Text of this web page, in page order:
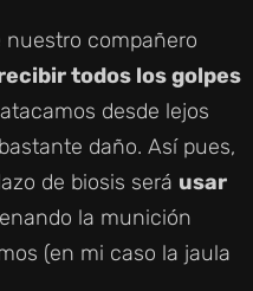
nuestro compañero
todos los golpes
desde lejos
daño. Así pues,
de biosis será usar
la munición
(en mi caso la jaula